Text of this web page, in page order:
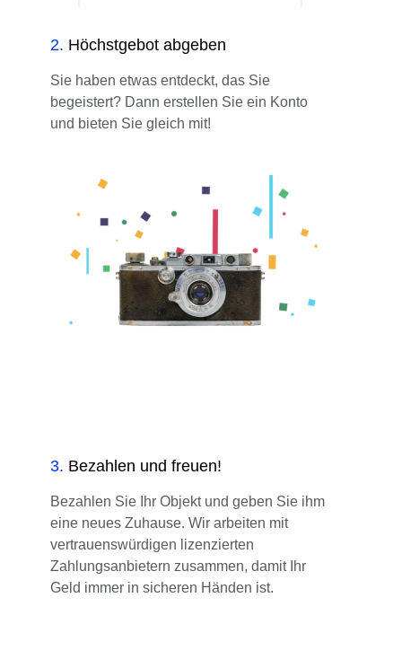
2. Höchstgebot abgeben
Sie haben etwas entdeckt, das Sie
begeistert? Dann erstellen Sie ein Konto
und bieten Sie gleich mit!
3. Bezahlen und freuen!
Bezahlen Sie Ihr Objekt und geben Sie ihm
eine neues Zuhause. Wir arbeiten mit
vertrauenswürdigen lizenzierten
Zahlungsanbietern zusammen, damit Ihr
Geld immer in sicheren Händen ist.